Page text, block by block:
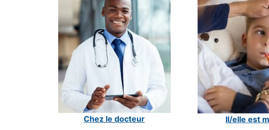
Chez le docteur
Il/elle est